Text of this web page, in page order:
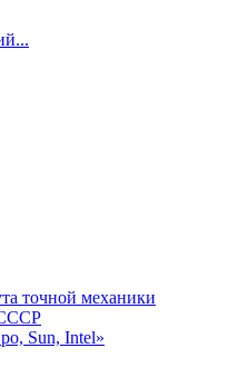
точной механики
Sun, Intel»